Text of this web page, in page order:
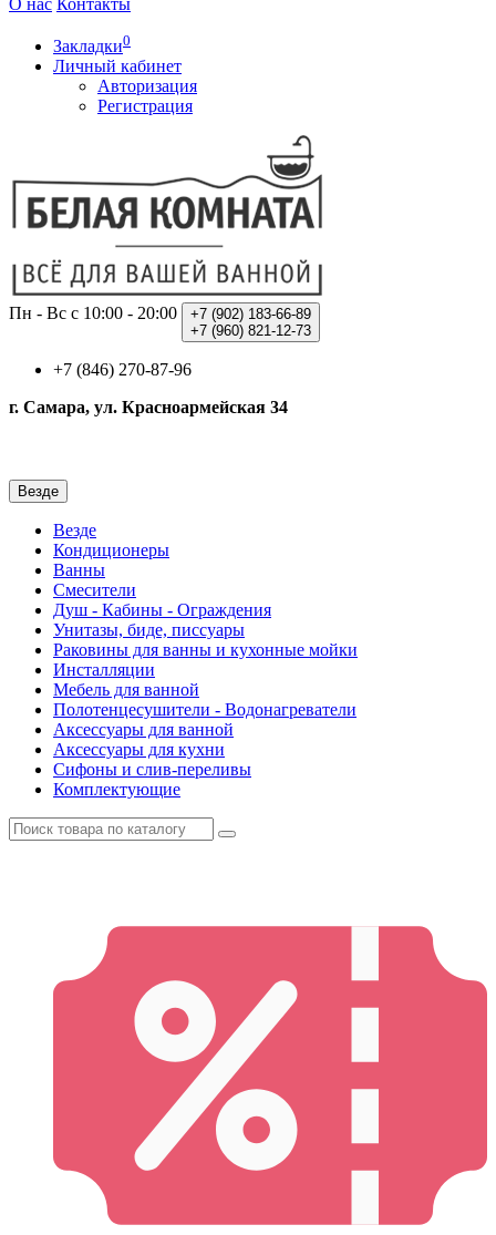
О нас Контакты
Закладки0
Личный кабинет
Авторизация
Регистрация
Пн - Вс с 10:00 - 20:00 +7 (902) 183-66-89
+7 (960) 821-12-73
+7 (846) 270-87-96
г. Самара, ул. Красноармейская 34
Везде
Везде
Кондиционеры
Ванны
Смесители
Душ - Кабины - Ограждения
Унитазы, биде, писсуары
Раковины для ванны и кухонные мойки
Инсталляции
Мебель для ванной
Полотенцесушители - Водонагреватели
Аксессуары для ванной
Аксессуары для кухни
Сифоны и слив-переливы
Комплектующие